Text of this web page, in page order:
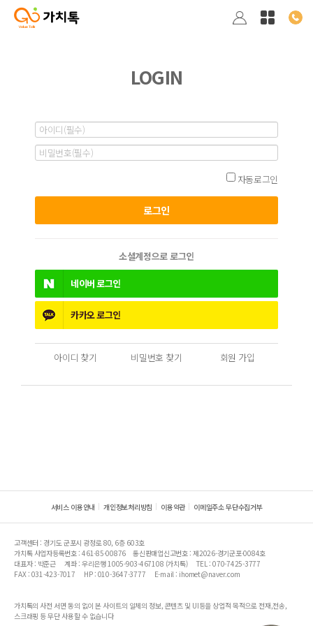
LOGIN
자동로그인
소셜계정으로 로그인
네이버로그인
카카오로그인
아이디 찾기 비밀번호 찾기 회원 가입
서비스 이용안내 개인정보처리방침 이용약관 이메일주소 무단수집거부
고객센터 : 경기도 군포시 광정로 80, 6층 603호
가치톡 사업자등록번호 : 461-85-00876
통신판매업신고번호 : 제2026-경기군포-0084호
대표자 : 박준근
계좌 : 우리은행 1005-903-467108 (가치톡)
TEL : 070-7425-3777
FAX : 031-423-7017
HP : 010-3647-3777 E-mail : ihomet@naver.com
가치톡의 사전 서면 동의 없이 본 사이트의 일체의 정보, 콘텐츠 및 UI등을 상업적 목적으로 전재,전송,
스크래핑 등 무단 사용할 수 없습니다